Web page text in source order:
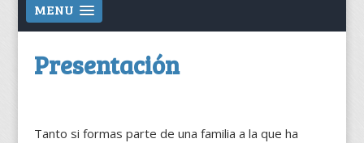
MENU
Presentación
Tanto si formas parte de una familia a la que ha